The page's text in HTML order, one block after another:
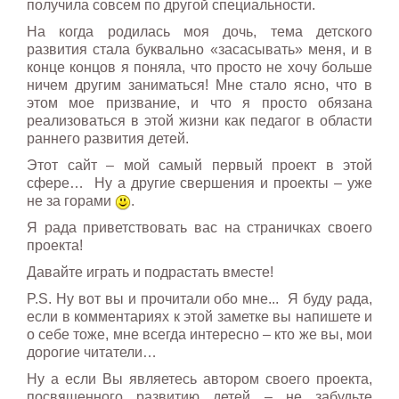
получила совсем по другой специальности.
На когда родилась моя дочь, тема детского
развития стала буквально «засасывать» меня, и в
конце концов я поняла, что просто не хочу больше
ничем другим заниматься! Мне стало ясно, что в
этом мое призвание, и что я просто обязана
реализоваться в этой жизни как педагог в области
раннего развития детей.
Этот сайт – мой самый первый проект в этой
сфере… Ну а другие свершения и проекты – уже
не за горами
.
Я рада приветствовать вас на страничках своего
проекта!
Давайте играть и подрастать вместе!
P.S. Ну вот вы и прочитали обо мне... Я буду рада,
если в комментариях к этой заметке вы напишете и
о себе тоже, мне всегда интересно – кто же вы, мои
дорогие читатели…
Ну а если Вы являетесь автором своего проекта,